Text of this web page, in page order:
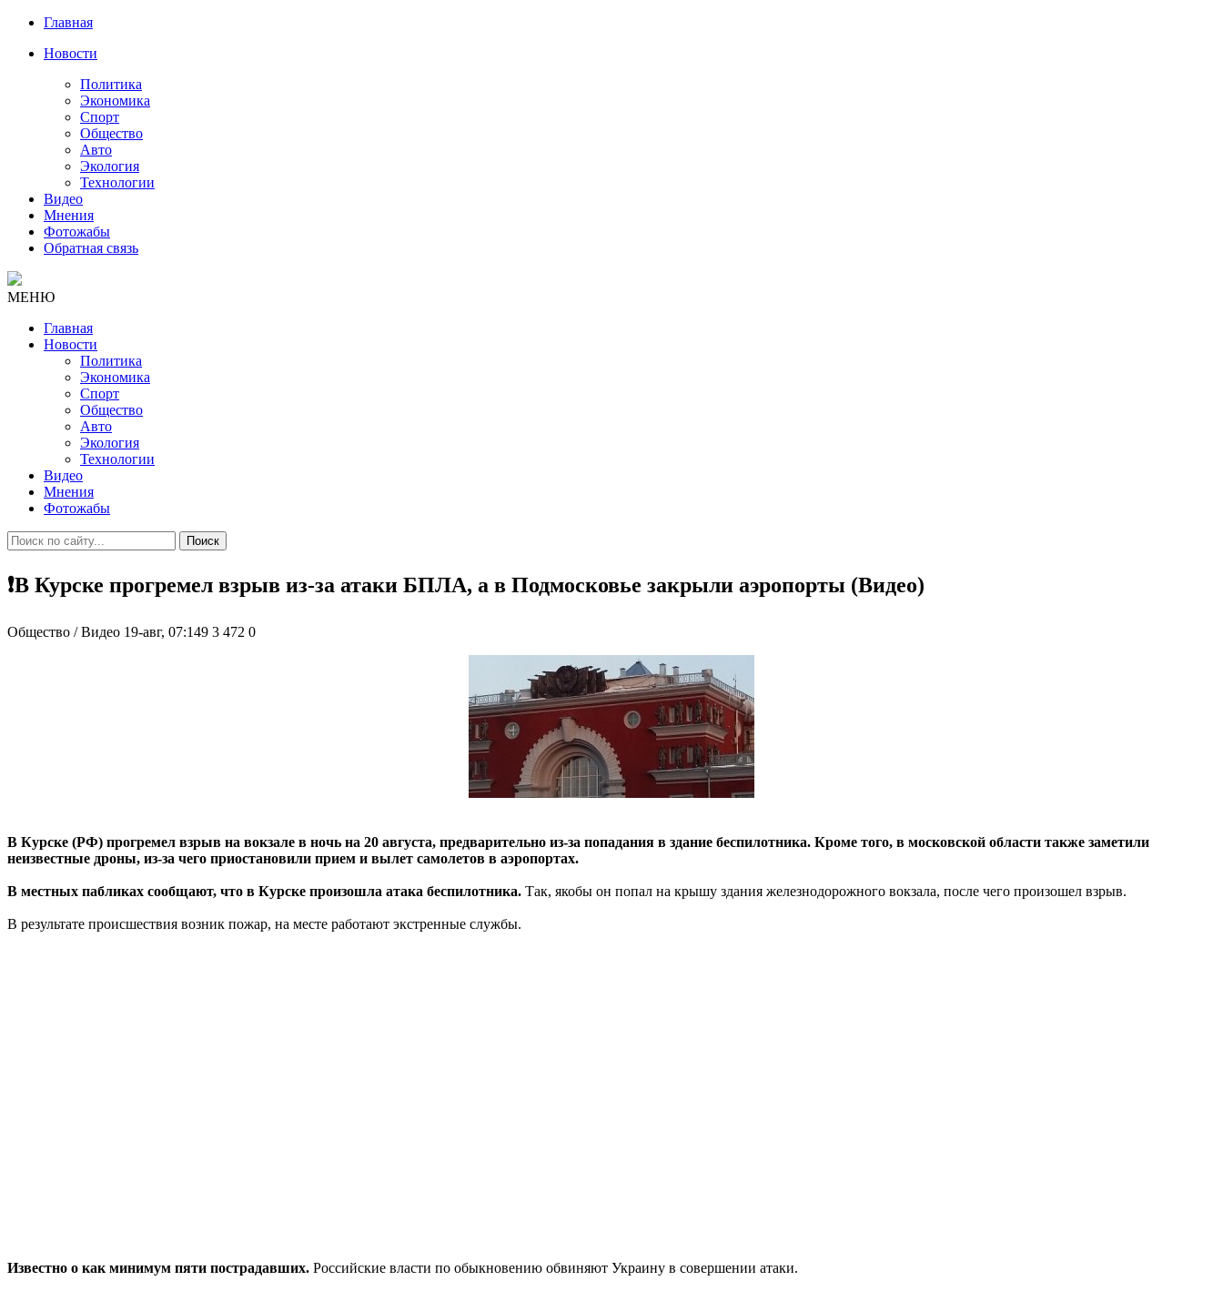
Главная
Новости
Политика
Экономика
Спорт
Общество
Авто
Экология
Технологии
Видео
Мнения
Фотожабы
Обратная связь
МЕНЮ
Главная
Новости
Политика
Экономика
Спорт
Общество
Авто
Экология
Технологии
Видео
Мнения
Фотожабы
Поиск
❗️В Курске прогремел взрыв из-за атаки БПЛА, а в Подмосковье закрыли аэропорты (Видео)
Общество / Видео 19-авг, 07:149 3 472 0
В Курске (РФ) прогремел взрыв на вокзале в ночь на 20 августа, предварительно из-за попадания в здание беспилотника. Кроме того, в московской области также заметили
неизвестные дроны, из-за чего приостановили прием и вылет самолетов в аэропортах.
В местных пабликах сообщают, что в Курске произошла атака беспилотника. Так, якобы он попал на крышу здания железнодорожного вокзала, после чего произошел взрыв.
В результате происшествия возник пожар, на месте работают экстренные службы.
Известно о как минимум пяти пострадавших. Российские власти по обыкновению обвиняют Украину в совершении атаки.